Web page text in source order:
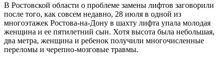
В Ростовской области о проблеме замены лифтов заговорили
после того, как совсем недавно, 28 июля в одной из
многоэтажек Ростова-на-Дону в шахту лифта упала молодая
женщина и ее пятилетний сын. Хотя высота была небольшая,
два метра, женщина и ребенок получили многочисленные
переломы и черепно-мозговые травмы.